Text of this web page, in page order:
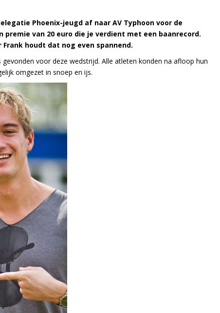
Phoenix-jeugd af naar AV Typhoon voor de
van 20 euro die je verdient met een baanrecord.
houdt dat nog even spannend.
voor deze wedstrijd. Alle atleten konden na afloop hun
omgezet in snoep en ijs.